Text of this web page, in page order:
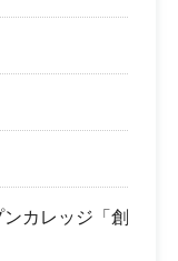
カレッジ「創